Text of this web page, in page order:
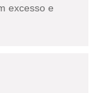
excesso e